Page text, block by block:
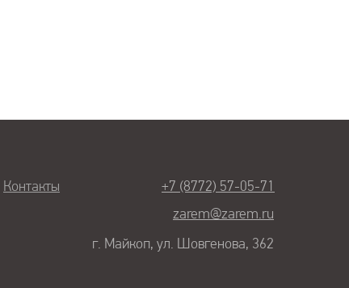
+7 (8772) 57-05-71
Контакты
zarem@zarem.ru
г. Майкоп, ул. Шовгенова, 362